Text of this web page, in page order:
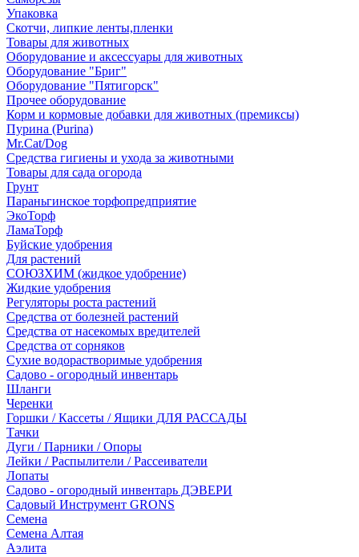
Упаковка
Скотчи, липкие ленты,пленки
Товары для животных
Оборудование и аксессуары для животных
Оборудование "Бриг"
Оборудование "Пятигорск"
Прочее оборудование
Корм и кормовые добавки для животных (премиксы)
Пурина (Purina)
Mr.Cat/Dog
Средства гигиены и ухода за животными
Товары для сада огорода
Грунт
Параньгинское торфопредприятие
ЭкоТорф
ЛамаТорф
Буйские удобрения
Для растений
СОЮЗХИМ (жидкое удобрение)
Жидкие удобрения
Регуляторы роста растений
Средства от болезней растений
Средства от насекомых вредителей
Средства от сорняков
Сухие водорастворимые удобрения
Садово - огородный инвентарь
Шланги
Черенки
Горшки / Кассеты / Ящики ДЛЯ РАССАДЫ
Тачки
Дуги / Парники / Опоры
Лейки / Распылители / Рассеиватели
Лопаты
Садово - огородный инвентарь ДЭВЕРИ
Садовый Инструмент GRONS
Семена
Семена Алтая
Аэлита